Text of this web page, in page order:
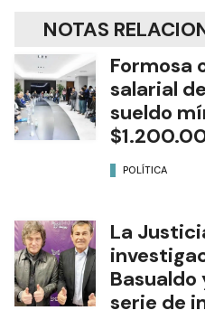
NOTAS
Formosa
salarial
sueldo
POLÍTICA
La
Basualdo
serie de